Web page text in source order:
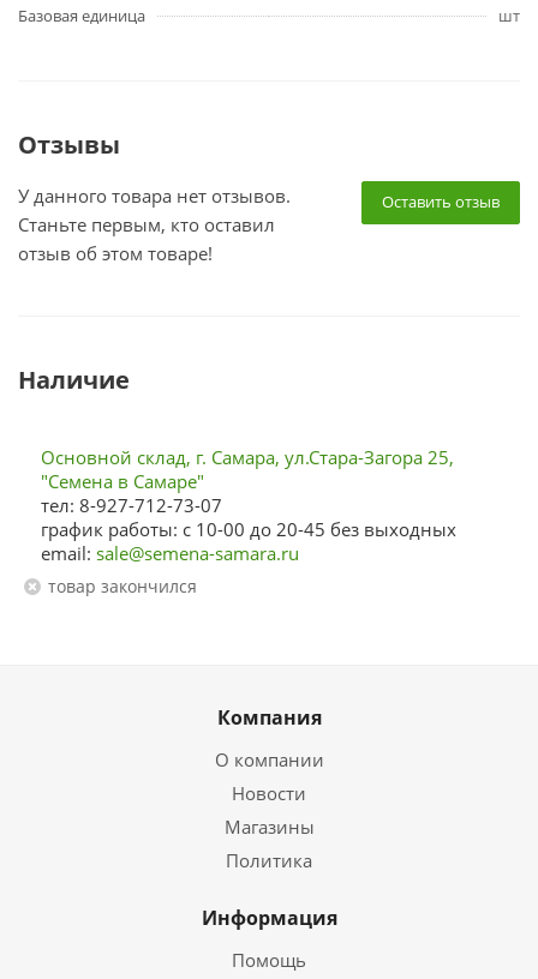
Базовая единица
шт
Отзывы
Оставить отзыв
У данного товара нет отзывов.
Станьте первым, кто оставил
отзыв об этом товаре!
Наличие
Основной склад, г. Самара, ул.Стара-Загора 25,
"Семена в Самаре"
тел: 8-927-712-73-07
график работы: с 10-00 до 20-45 без выходных
email: sale@semena-samara.ru
Товар закончился
Компания
О компании
Новости
Магазины
Политика
Информация
Помощь